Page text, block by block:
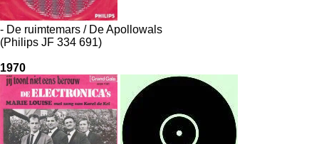
- De ruimtemars / De Apollowals
(Philips JF 334 691)
1970